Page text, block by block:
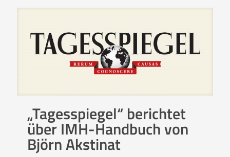
„Tagesspiegel“ berichtet
über IMH-Handbuch von
Björn Akstinat